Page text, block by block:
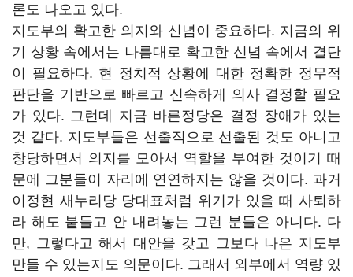
론도 나오고 있다.
지도부의 확고한 의지와 신념이 중요하다. 지금의 위
기 상황 속에서는 나름대로 확고한 신념 속에서 결단
이 필요하다. 현 정치적 상황에 대한 정확한 정무적
판단을 기반으로 빠르고 신속하게 의사 결정할 필요
가 있다. 그런데 지금 바른정당은 결정 장애가 있는
것 같다. 지도부들은 선출직으로 선출된 것도 아니고
창당하면서 의지를 모아서 역할을 부여한 것이기 때
문에 그분들이 자리에 연연하지는 않을 것이다. 과거
이정현 새누리당 당대표처럼 위기가 있을 때 사퇴하
라 해도 붙들고 안 내려놓는 그런 분들은 아니다. 다
만, 그렇다고 해서 대안을 갖고 그보다 나은 지도부
만들 수 있는지도 의문이다. 그래서 외부에서 역량 있